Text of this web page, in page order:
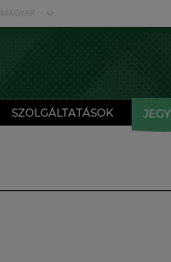
MAGYAR
SZOLGÁLTATÁSOK